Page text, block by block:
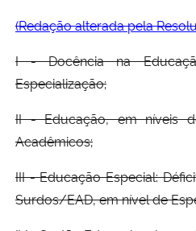
(Redação alterada pela
I - Docência na
Especialização;
II - Educação, em níveis
Acadêmicos;
III - Educação Especial:
Surdos/EAD, em nível de